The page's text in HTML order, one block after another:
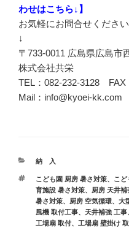
わせはこちら↓】
お気軽にお問合せください
↓
〒733-0011 広島県広島市
株式会社共栄
TEL：082-232-3128 FAX
Mail：info@kyoei-kk.com
カ
ゴ
リ
ー
納 入
タ
グ
こども園 厨房 暑さ対策、 こど
育施設 暑さ対策、 厨房 天井補
暑さ対策、 厨房 空気循環、 大
風機 取付工事、 天井補強 工事
工場扇 取付、 工場扇 壁掛け